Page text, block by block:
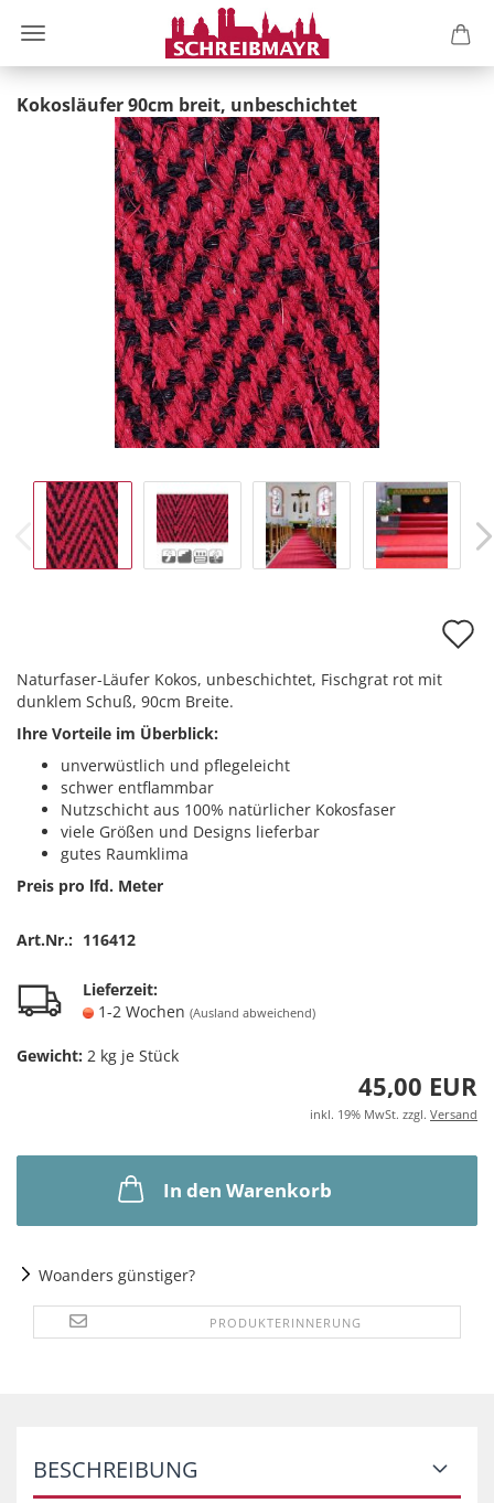
Kokosläufer 90cm breit, unbeschichtet
Naturfaser-Läufer Kokos, unbeschichtet, Fischgrat rot mit
dunklem Schuß, 90cm Breite.
Ihre Vorteile im Überblick:
unverwüstlich und pflegeleicht
schwer entflammbar
Nutzschicht aus 100% natürlicher Kokosfaser
viele Größen und Designs lieferbar
gutes Raumklima
Preis pro lfd. Meter
Art.Nr.: 116412
Lieferzeit:
1-2 Wochen (Ausland abweichend)
Gewicht: 2 kg je Stück
45,00 EUR
inkl. 19% MwSt. zzgl. Versand
In den Warenkorb
Woanders günstiger?
PRODUKTERINNERUNG
BESCHREIBUNG